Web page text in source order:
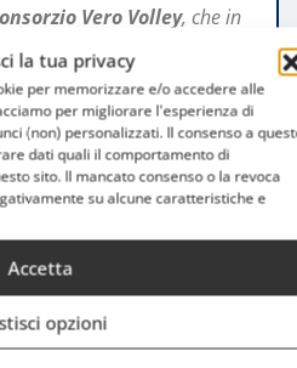
la tua privacy
per memorizzare e/o accedere alle
per migliorare l'esperienza di
(non) personalizzati. Il consenso a
dati quali il comportamento di
sito. Il mancato consenso o la revoca
su alcune caratteristiche e
Accetta
opzioni
Vero Volley, che in
saputo affermarsi ai
e internazionali».
e
Volley e Autodromo